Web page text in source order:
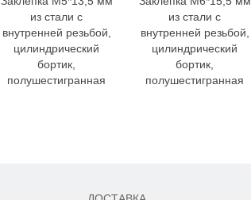
из стали с
внутренней резьбой,
цилиндрический
бортик,
полушестигранная
из стали с
внутренней резьбой,
цилиндрический
бортик,
полушестигранная